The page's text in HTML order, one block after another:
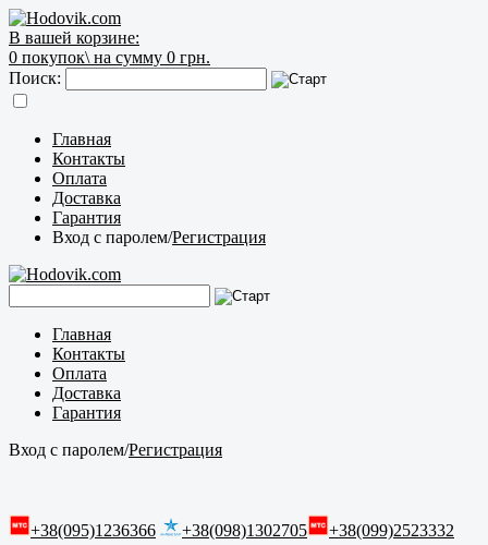
В вашей корзине:
0 покупок\ на сумму 0 грн.
Поиск:
Главная
Контакты
Оплата
Доставка
Гарантия
Вход с паролем/Регистрация
Главная
Контакты
Оплата
Доставка
Гарантия
Вход с паролем/Регистрация
+38(095)1236366 +38(098)1302705 +38(099)2523332